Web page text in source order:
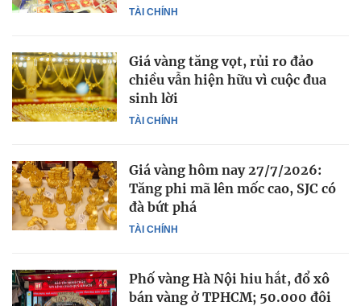
TÀI CHÍNH
TÀI CHÍNH
Giá vàng tăng vọt, rủi ro đảo
chiều vẫn hiện hữu vì cuộc đua
sinh lời
TÀI CHÍNH
Giá vàng hôm nay 27/7/2026:
Tăng phi mã lên mốc cao, SJC có
đà bứt phá
Phố vàng Hà Nội hiu hắt, đổ xô
bán vàng ở TPHCM; 50.000 đôi